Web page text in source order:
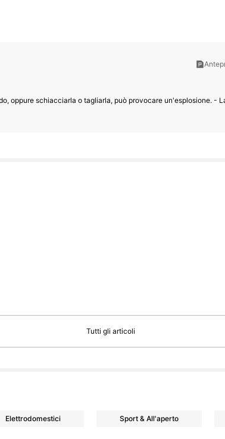
oppure schiacciarla o tagliarla, può provocare un'esplosione. -
Tutti gli articoli
Elettrodomestici Sport & All'aperto